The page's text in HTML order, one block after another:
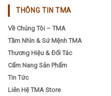
THÔNG TIN TMA
Về Chúng Tôi – TMA
Tầm Nhìn & Sứ Mệnh TMA
Thương Hiệu & Đối Tác
Cẩm Nang Sản Phẩm
Tin Tức
Liên Hệ TMA Store